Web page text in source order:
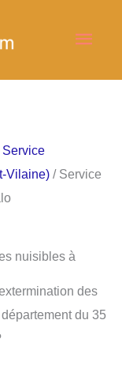
Service
Vilaine) / Service
nuisibles à
des
du 35